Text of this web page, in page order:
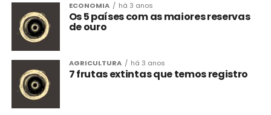
ECONOMIA há 3 anos
Os 5 países com as maiores reservas
de ouro
AGRICULTURA há 3 anos
7 frutas extintas que temos registro